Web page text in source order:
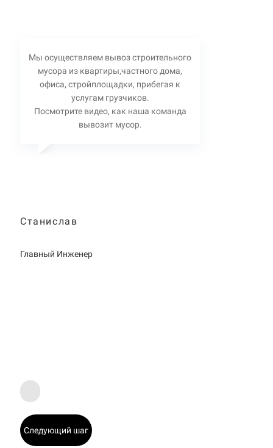
Мы осуществляем вывоз строительного
мусора из квартиры,частного дома,
офиса, стройплощадки, прибегая к
услугам грузчиков.
Посмотрите видео, как наша команда
вывозит мусор.
Станислав
Главный Инженер
Следующий шаг